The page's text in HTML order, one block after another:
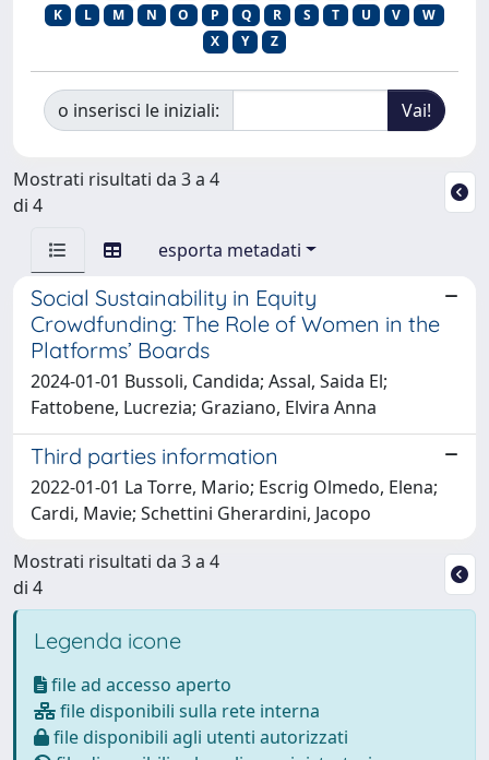
K
L M N O P Q R S T U V
W
X
Y Z
o inserisci le iniziali:
Mostrati risultati da 3 a 4
di 4
esporta metadati
Social Sustainability in Equity
Crowdfunding: The Role of Women in the
Platforms’ Boards
2024-01-01 Bussoli, Candida; Assal, Saida El;
Fattobene, Lucrezia; Graziano, Elvira Anna
Third parties information
2022-01-01 La Torre, Mario; Escrig Olmedo, Elena;
Cardi, Mavie; Schettini Gherardini, Jacopo
Mostrati risultati da 3 a 4
di 4
Legenda icone
file ad accesso aperto
file disponibili sulla rete interna
file disponibili agli utenti autorizzati